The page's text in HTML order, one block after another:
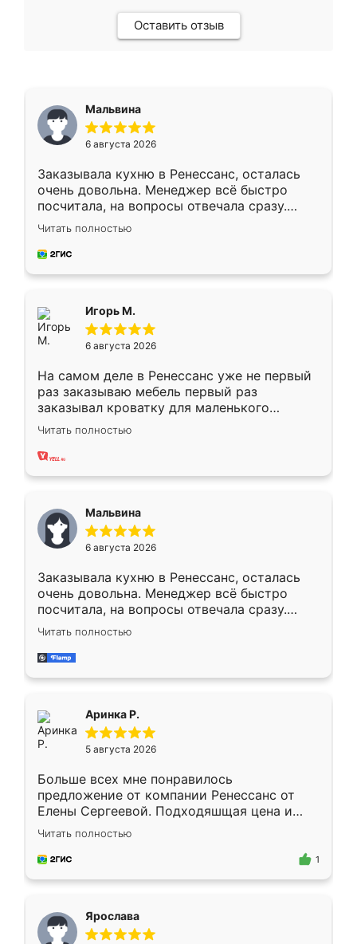
Оставить отзыв
Мальвина
6 августа 2026
Заказывала кухню в Ренессанс, осталась
очень довольна. Менеджер всё быстро
посчитала, на вопросы отвечала сразу.
Замерщик приехал в субботу, подошёл к
делу со всей ответственностью. Собрали
за день, ребята работали аккуратно, даже
Читать полностью
Игорь М.
6 августа 2026
На самом деле в Ренессанс уже не первый
раз заказываю мебель первый раз
заказывал кроватку для маленького
ребёнка при его рождении ,во второй раз
заказал шкаф-купе. По качеству очень
хорошее сборка достаточно быстрая,
меньше, здесь же он более разнообразный.
Мне нравится ,если что-то потребуется из
мебели буду заказывать только здесь.
Читать полностью
Мальвина
6 августа 2026
Заказывала кухню в Ренессанс, осталась
очень довольна. Менеджер всё быстро
посчитала, на вопросы отвечала сразу.
Замерщик приехал в субботу, подошёл к
делу со всей ответственностью. Собрали
за день, ребята работали аккуратно, даже
Читать полностью
Аринка Р.
5 августа 2026
Больше всех мне понравилось
предложение от компании Ренессанс от
Елены Сергеевой. Подходяшщая цена и
короткие сроки изготовления. Приехавший
для замера сотрудник Владислав
предложил по моему эскизу самый
Читать полностью
1
Ярослава